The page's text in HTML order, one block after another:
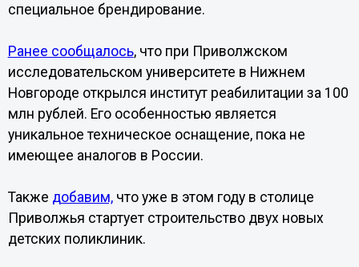
специальное брендирование.
Ранее сообщалось, что при Приволжском
исследовательском университете в Нижнем
Новгороде открылся институт реабилитации за 100
млн рублей. Его особенностью является
уникальное техническое оснащение, пока не
имеющее аналогов в России.
Также добавим,что уже в этом году в столице
Приволжья стартует строительство двух новых
детских поликлиник.